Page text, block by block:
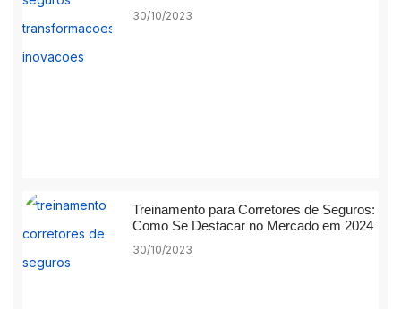
30/10/2023
Treinamento para Corretores de Seguros:
Como Se Destacar no Mercado em 2024
30/10/2023